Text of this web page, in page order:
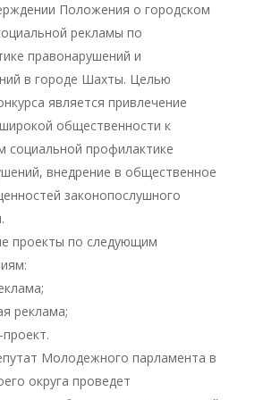
Положения о городском
рекламы по
правонарушений и
в городе Шахты. Целью
является привлечение
общественности к
социальной профилактике
внедрение в общественное
законопослушного
проекты по следующим
реклама;
Молодежного парламента в
округа проведет